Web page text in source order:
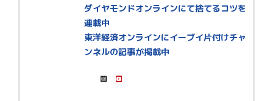
ダイヤモンドオンラインにて捨てるコツを
連載中
東洋経済オンラインにイーブイ片付けチャ
ンネルの記事が掲載中